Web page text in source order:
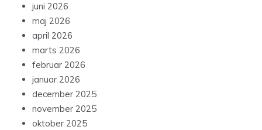
juni 2026
maj 2026
april 2026
marts 2026
februar 2026
januar 2026
december 2025
november 2025
oktober 2025